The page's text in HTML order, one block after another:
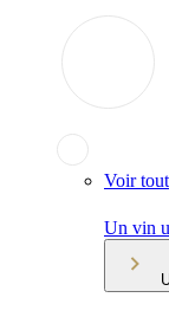
Voir tout
Un vin